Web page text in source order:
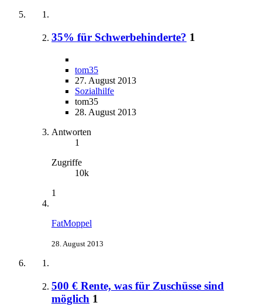
35% für Schwerbehinderte? 1
tom35
27. August 2013
Sozialhilfe
tom35
28. August 2013
Antworten
1
Zugriffe
10k
1
FatMoppel
28. August 2013
500 € Rente, was für Zuschüsse sind
möglich 1